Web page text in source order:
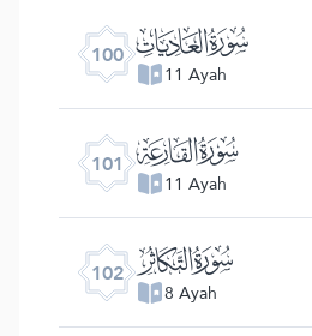
100 ﰑ
11 Ayah
101 ﰒ
11 Ayah
102 ﰓ
8 Ayah